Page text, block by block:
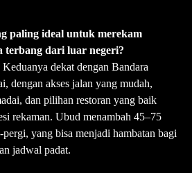
paling ideal untuk merekam
terbang dari luar negeri?
dekat dengan Bandara
dengan akses jalan yang mudah,
dan pilihan restoran yang baik
rekaman. Ubud menambah 45–75
yang bisa menjadi hambatan bagi
jadwal padat.